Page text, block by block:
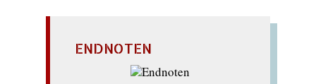
ENDNOTEN